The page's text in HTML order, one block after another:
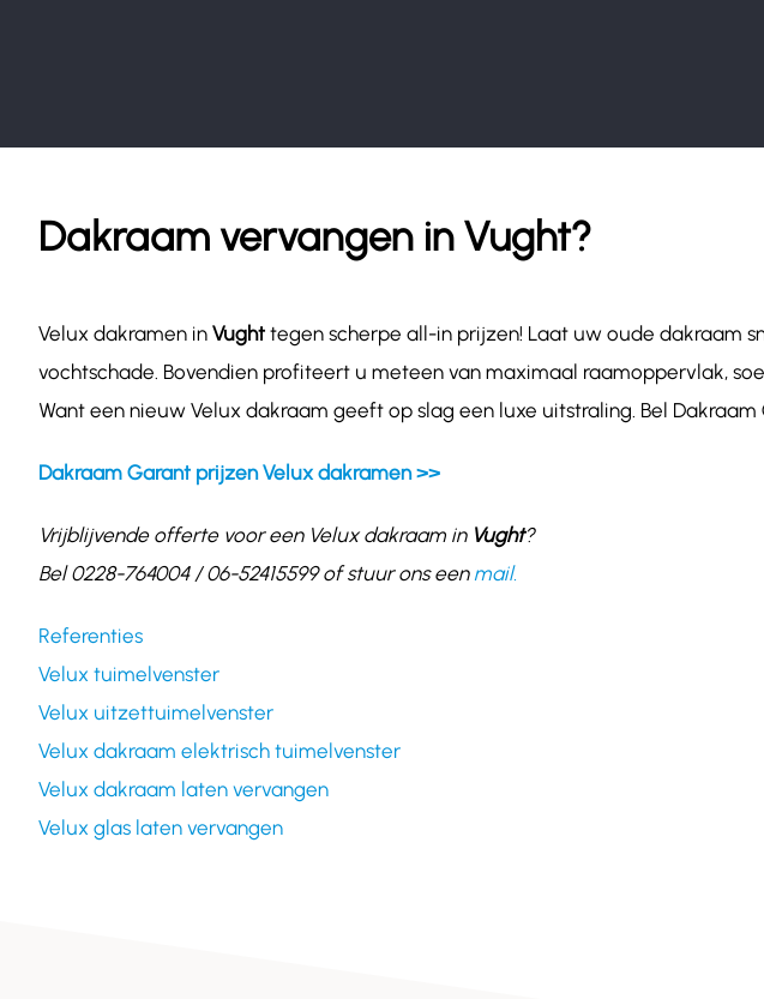
Dakraam vervangen in Vught?
Velux dakramen in Vughttegen scherpe all-in prijzen! Laat uw oude dakraam
vochtschade. Bovendien profiteert u meteen van maximaal raamoppervlak,
Want een nieuw Velux dakraam geeft op slag een luxe uitstraling. Bel
Dakraam Garant prijzen Velux dakramen >>
Vrijblijvende offerte voor een Velux dakraam in Vught?
Bel 0228-764004 / 06-52415599 of stuur ons een mail.
Referenties
Velux tuimelvenster
Velux uitzettuimelvenster
Velux dakraam elektrisch tuimelvenster
Velux dakraam laten vervangen
Velux glas laten vervangen